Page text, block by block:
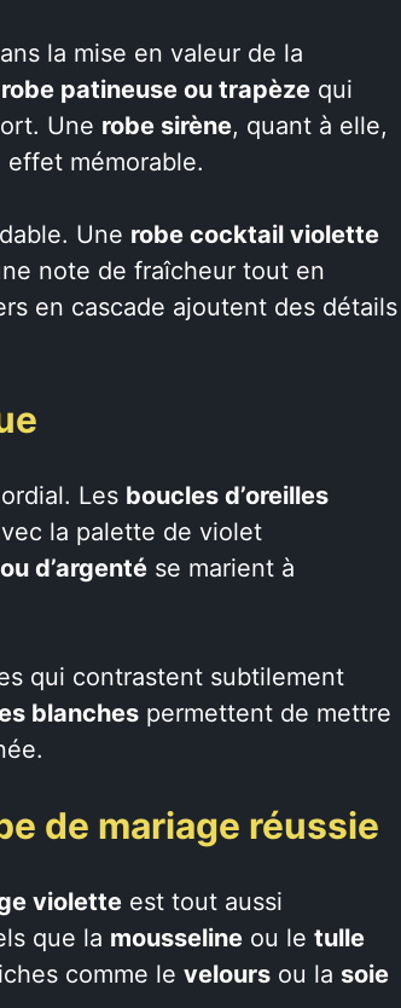
la mise en valeur de la
robe patineuse ou trapèze qui
Une robe sirène, quant à elle,
mémorable.
Une robe cocktail violette
note de fraîcheur tout en
en cascade ajoutent des détails
Les boucles d’oreilles
la palette de violet
d’argenté se marient à
qui contrastent subtilement
blanches permettent de mettre
de mariage réussie
violette est tout aussi
que la mousseline ou le tulle
comme le velours ou la soie